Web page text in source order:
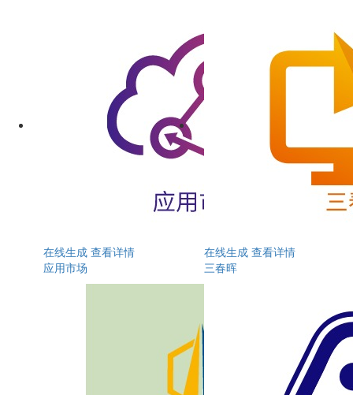
在线生成 查看详情
应用市场
在线生成 查看详情
三春晖